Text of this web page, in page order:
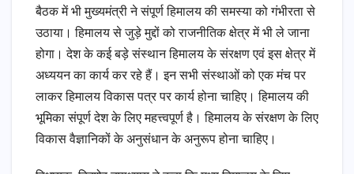
बैठक में भी मुख्यमंत्री ने संपूर्ण हिमालय की समस्या को गंभीरता से
उठाया। हिमालय से जुड़े मुद्दों को राजनीतिक क्षेत्र में भी ले जाना
होगा। देश के कई बड़े संस्थान हिमालय के संरक्षण एवं इस क्षेत्र में
अध्ययन का कार्य कर रहे हैं। इन सभी संस्थाओं को एक मंच पर
लाकर हिमालय विकास पत्र पर कार्य होना चाहिए। हिमालय की
भूमिका संपूर्ण देश के लिए महत्त्वपूर्ण है। हिमालय के संरक्षण के लिए
विकास वैज्ञानिकों के अनुसंधान के अनुरूप होना चाहिए।